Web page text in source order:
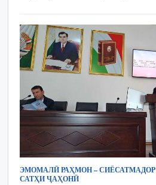
ЭМОМАЛӢ РАҲМОН –
САТҲИ ҶАҲОНӢ